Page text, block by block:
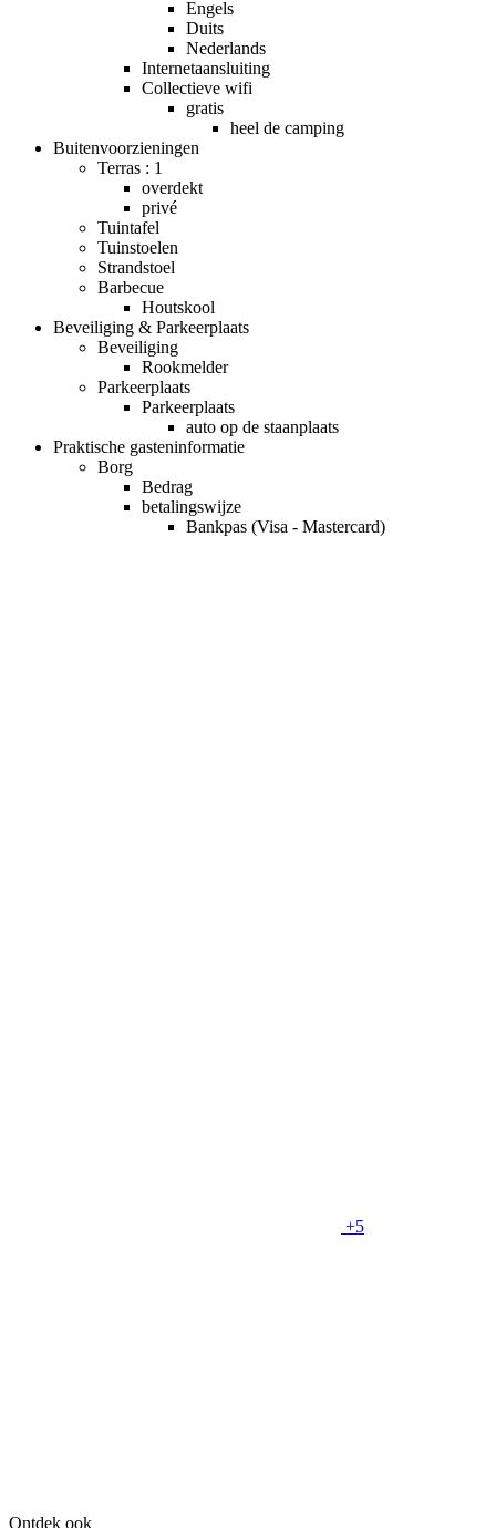
Engels
Duits
Nederlands
Internetaansluiting
Collectieve wifi
gratis
heel de camping
Buitenvoorzieningen
Terras : 1
overdekt
privé
Tuintafel
Tuinstoelen
Strandstoel
Barbecue
Houtskool
Beveiliging & Parkeerplaats
Beveiliging
Rookmelder
Parkeerplaats
Parkeerplaats
auto op de staanplaats
Praktische gasteninformatie
Borg
Bedrag
betalingswijze
Bankpas (Visa - Mastercard)
+5
Ontdek ook